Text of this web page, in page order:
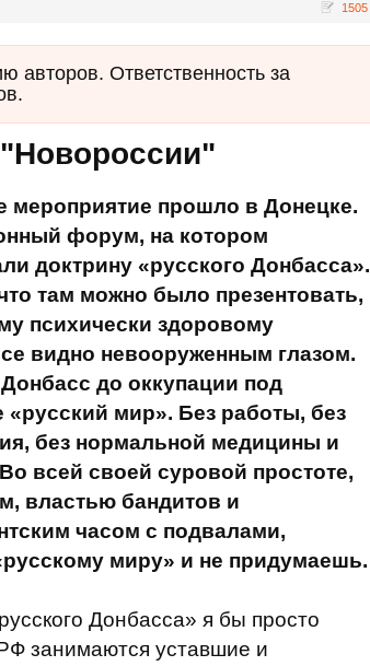
1505
авторов. Ответственность за
мероприятие прошло в Донецке.
форум, на котором
доктрину «русского Донбасса».
там можно было презентовать,
психически здоровому
видно невооруженным глазом.
до оккупации под
«русский мир». Без работы, без
без нормальной медицины и
всей своей суровой простоте,
властью бандитов и
часом с подвалами,
миру» и не придумаешь.
Донбасса» я бы просто
занимаются уставшие и